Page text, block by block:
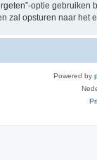
optie
zal opsturen naar het
Powered by